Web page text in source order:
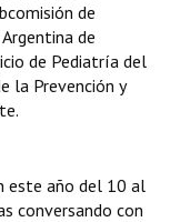
de
de
de Pediatría del
la Prevención y
este año del 10 al
conversando con